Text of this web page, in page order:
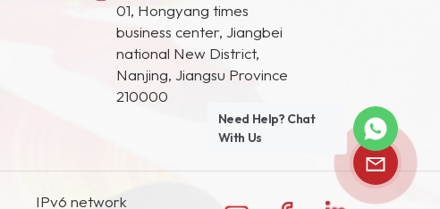
01, Hongyang times
business center, Jiangbei
national New District,
Nanjing, Jiangsu Province
210000
IPv6 network
Need Help? Chat
With Us